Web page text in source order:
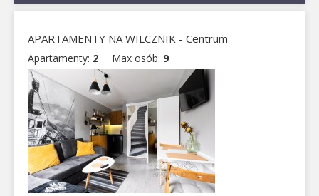
APARTAMENTY NA WILCZNIK - Centrum
Apartamenty: 2 Max osób: 9